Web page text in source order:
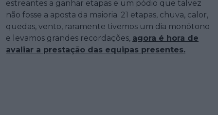
estreantes a ganhar etapas e um pódio que talvez
não fosse a aposta da maioria. 21 etapas, chuva, calor,
quedas, vento, raramente tivemos um dia monótono
e levamos grandes recordações, agora é hora de
avaliar a prestação das equipas presentes.